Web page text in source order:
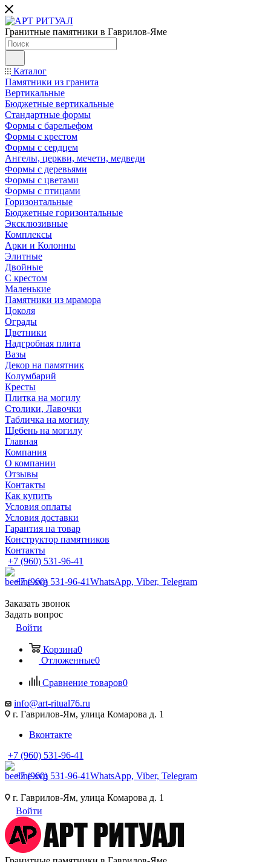
Гранитные памятники в Гаврилов-Яме
Каталог
Памятники из гранита
Вертикальные
Бюджетные вертикальные
Стандартные формы
Формы с барельефом
Формы с крестом
Формы с сердцем
Ангелы, церкви, мечети, медведи
Формы с деревьями
Формы с цветами
Формы с птицами
Горизонтальные
Бюджетные горизонтальные
Эксклюзивные
Комплексы
Арки и Колонны
Элитные
Двойные
С крестом
Маленькие
Памятники из мрамора
Цоколя
Ограды
Цветники
Надгробная плита
Вазы
Декор на памятник
Колумбарий
Кресты
Плитка на могилу
Столики, Лавочки
Табличка на могилу
Щебень на могилу
Главная
Компания
О компании
Отзывы
Контакты
Как купить
Условия оплаты
Условия доставки
Гарантия на товар
Конструктор памятников
Контакты
+7 (960) 531-96-41
+7 (960) 531-96-41WhatsApp, Viber, Telegram
Заказать звонок
Задать вопрос
Войти
Корзина0
Отложенные0
Сравнение товаров0
info@art-ritual76.ru
г. Гаврилов-Ям, улица Комарова д. 1
Вконтакте
+7 (960) 531-96-41
+7 (960) 531-96-41WhatsApp, Viber, Telegram
г. Гаврилов-Ям, улица Комарова д. 1
Войти